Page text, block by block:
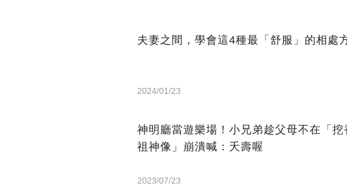
夫妻之間，學會這4種最「舒服」的相處
2024/01/23
神明廳當遊樂場！小兄弟趁父母不在「
祖神像」崩潰喊：夭壽喔
2023/07/23